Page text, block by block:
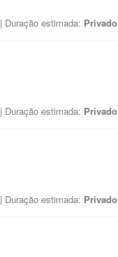
| Duração estimada: Privado
| Duração estimada: Privado
| Duração estimada: Privado